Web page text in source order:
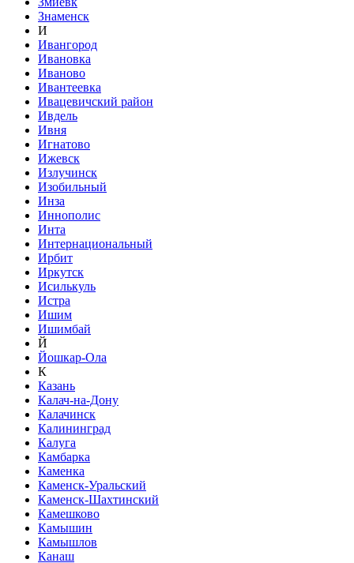
Знаменск
И
Ивангород
Ивановка
Иваново
Ивантеевка
Ивацевичский район
Ивдель
Ивня
Игнатово
Ижевск
Излучинск
Изобильный
Инза
Иннополис
Инта
Интернациональный
Ирбит
Иркутск
Исилькуль
Истра
Ишим
Ишимбай
Й
Йошкар-Ола
К
Казань
Калач-на-Дону
Калачинск
Калининград
Калуга
Камбарка
Каменка
Каменск-Уральский
Каменск-Шахтинский
Камешково
Камышин
Камышлов
Канаш